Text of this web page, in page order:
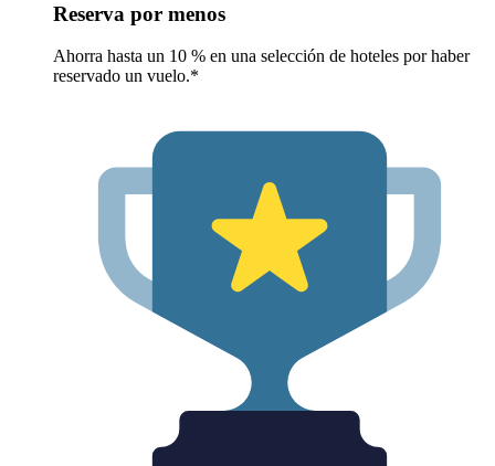
Reserva por menos
Ahorra hasta un 10 % en una selección de hoteles por haber
reservado un vuelo.*